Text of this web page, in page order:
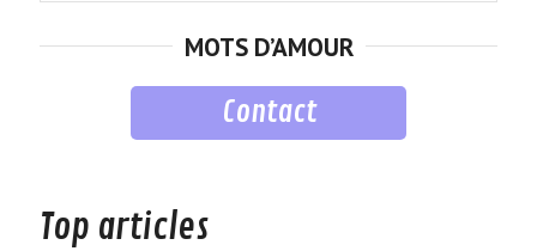
MOTS D’AMOUR
Contact
Top articles